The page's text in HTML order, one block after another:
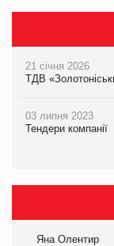
21 січня 2026
ТДВ
03 липня 2023
Тендери компанії
Яна Олентир